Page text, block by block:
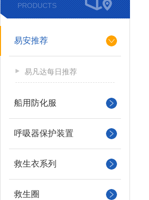
PRODUCTS
易安推荐
易凡达每日推荐
船用防化服
呼吸器保护装置
救生衣系列
救生圈